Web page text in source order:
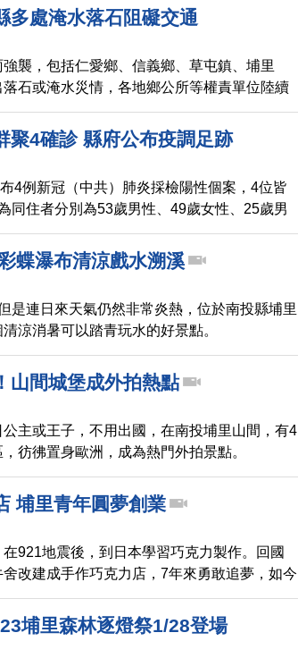
千遊客爭相探訪。
多處淹水落石阻礙交通
襲，包括仁愛鄉、信義鄉、草屯鎮、埔里
石或淹水災情，各地鄉公所等權責單位陸續
蘭交流道出口因積水嚴重，中午起一度暫時封
退後開放。
聚4確診 縣府公布疫調足跡
4例新冠（中共）肺炎採檢陽性個案，4位皆
同住者分別為53歲男性、49歲女性、25歲男
性。初步判定感染源和北部有關。
蝶瀑布清涼戲水溯溪
是連日來天氣仍然非常炎熱，位於南投縣埔里
涼消暑可以踏青玩水的好景點。
山間城堡成外拍熱點
主或王子，不用出國，在南投埔里山間，有4
彷彿置身歐洲，成為熱門外拍景點。
埔里青年圓夢創業
921地震後，到日本學習巧克力製作。回國
改建成手作巧克力店，7年來勇敢追夢，如今
天空。
埔里森林逐燈祭1/28登場